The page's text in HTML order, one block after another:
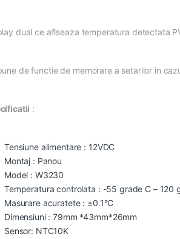
dual ce afiseaza temperatura detectata
de functie de memorare a setarilor in
:
Tensiune alimentare : 12VDC
Montaj : Panou
Model : W3230
Temperatura controlata : -55 grade C – 120
Masurare acuratete : ±0.1°C
Dimensiuni : 79mm *43mm*26mm
Sensor: NTC10K